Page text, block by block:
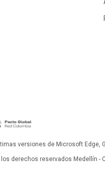
versiones de Microsoft Edge,
derechos reservados Medellín -